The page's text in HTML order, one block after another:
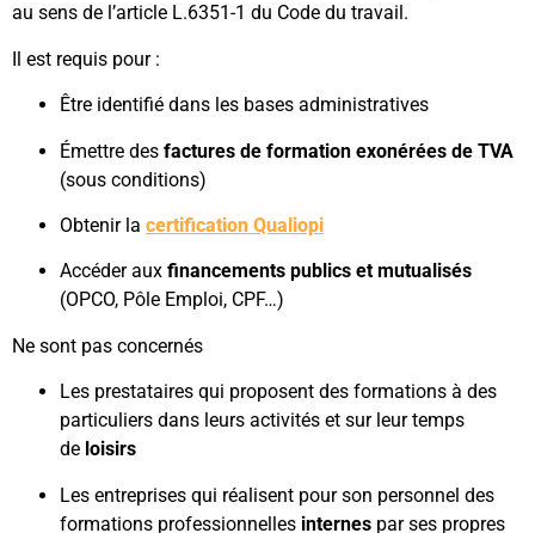
au sens de l’article L.6351-1 du Code du travail.
Il est requis pour :
Être identifié dans les bases administratives
Émettre des factures de formation exonérées de TVA
(sous conditions)
Obtenir la certification Qualiopi
Accéder aux financements publics et mutualisés
(OPCO, Pôle Emploi, CPF…)
Ne sont pas concernés
Les prestataires qui proposent des formations à des
particuliers dans leurs activités et sur leur temps
de loisirs
Les entreprises qui réalisent pour son personnel des
formations professionnelles internes par ses propres